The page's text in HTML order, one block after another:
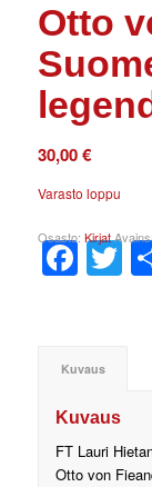
Otto
30,00€
Varasto loppu
Osasto: Kirjat
Kuvaus
Kuvaus
FT Lauri
Otto von